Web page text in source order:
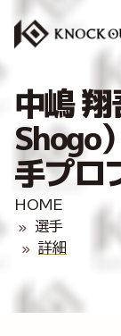
中嶋
Shogo
手プロ
HOME
選手
詳細